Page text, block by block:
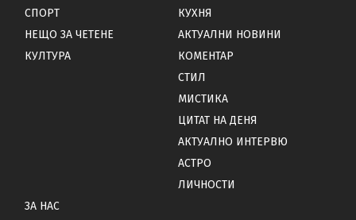
СПОРТ
НЕЩО ЗА ЧЕТЕНЕ
КУЛТУРА
КУХНЯ
АКТУАЛНИ НОВИНИ
КОМЕНТАР
СТИЛ
МИСТИКА
ЦИТАТ НА ДЕНЯ
АКТУАЛНО ИНТЕРВЮ
АСТРО
ЛИЧНОСТИ
ЗА НАС